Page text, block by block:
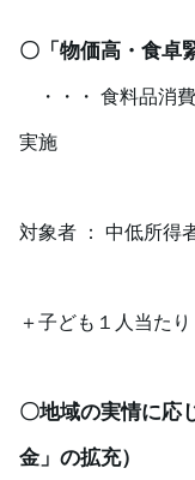
〇「物価高・食卓
・・・ 食料品消
実施
対象者 ： 中低所得
＋子ども１人当た
〇地域の実情に応
金」の拡充）